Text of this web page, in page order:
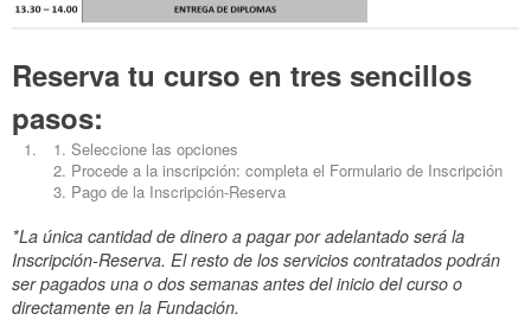
Reserva tu curso en tres sencillos
pasos:
Seleccione las opciones
Procede a la inscripción: completa el Formulario de Inscripción
Pago de la Inscripción-Reserva
*La única cantidad de dinero a pagar por adelantado será la
Inscripción-Reserva. El resto de los servicios contratados podrán
ser pagados una o dos semanas antes del inicio del curso o
directamente en la Fundación.